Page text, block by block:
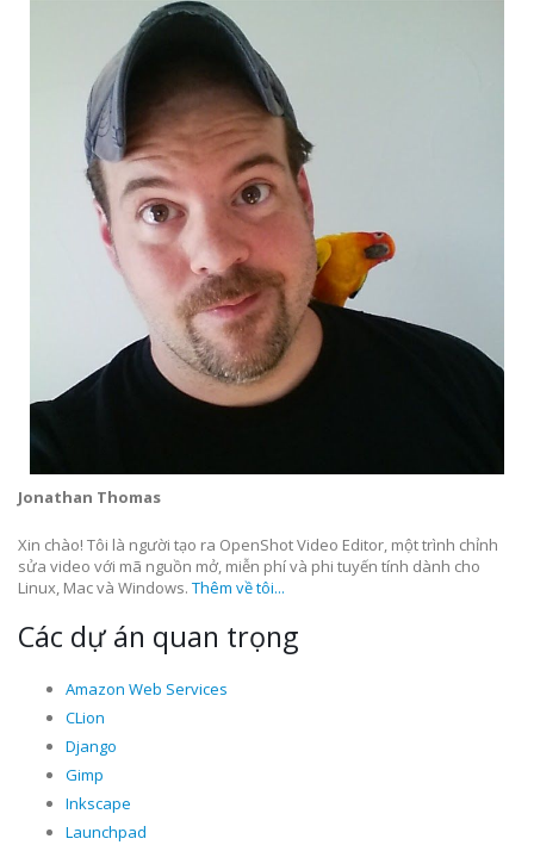
Jonathan Thomas
Xin chào! Tôi là người tạo ra OpenShot Video Editor, một trình chỉnh
sửa video với mã nguồn mở, miễn phí và phi tuyến tính dành cho
Linux, Mac và Windows. Thêm về tôi...
Các dự án quan trọng
Amazon Web Services
CLion
Django
Gimp
Inkscape
Launchpad